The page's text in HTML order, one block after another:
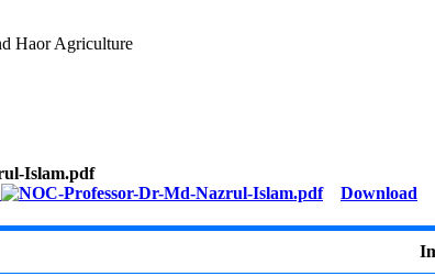
Haor Agriculture
Islam.pdf
Download